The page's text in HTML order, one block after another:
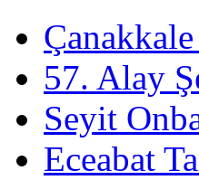
57. Alay
Seyit
Eceabat